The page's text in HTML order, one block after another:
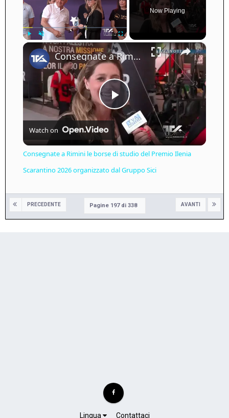
Unmute Fullscreen
Now Playing
×
Play
Video
Consegnate a Rimini le borse di studio del Premio Ilenia Scarantino 2026 organizzato dal Gruppo Sici
Watch on
Consegnate a Rimini le borse di studio del Premio Ilenia
Scarantino 2026 organizzato dal Gruppo Sici
PRECEDENTE AVANTI
Pagine 197 di 338
Lingua Contattaci